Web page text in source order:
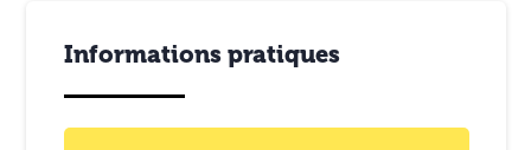
Informations pratiques